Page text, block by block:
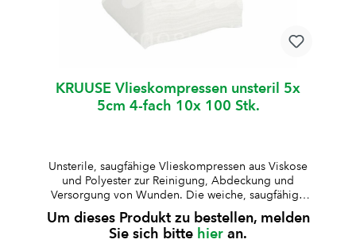
KRUUSE Vlieskompressen unsteril 5x
5cm 4-fach 10x 100 Stk.
Unsterile, saugfähige Vlieskompressen aus Viskose
und Polyester zur Reinigung, Abdeckung und
Versorgung von Wunden. Die weiche, saugfähige
Struktur ermöglicht eine zuverlässige Aufnahme von
Flüssigkeiten. unsteril4-fach gelegtsterilisierbaraus
50 % Viskose und 50 % Polyesterweich und
Um dieses Produkt zu bestellen, melden
Sie sich bitte hier an.